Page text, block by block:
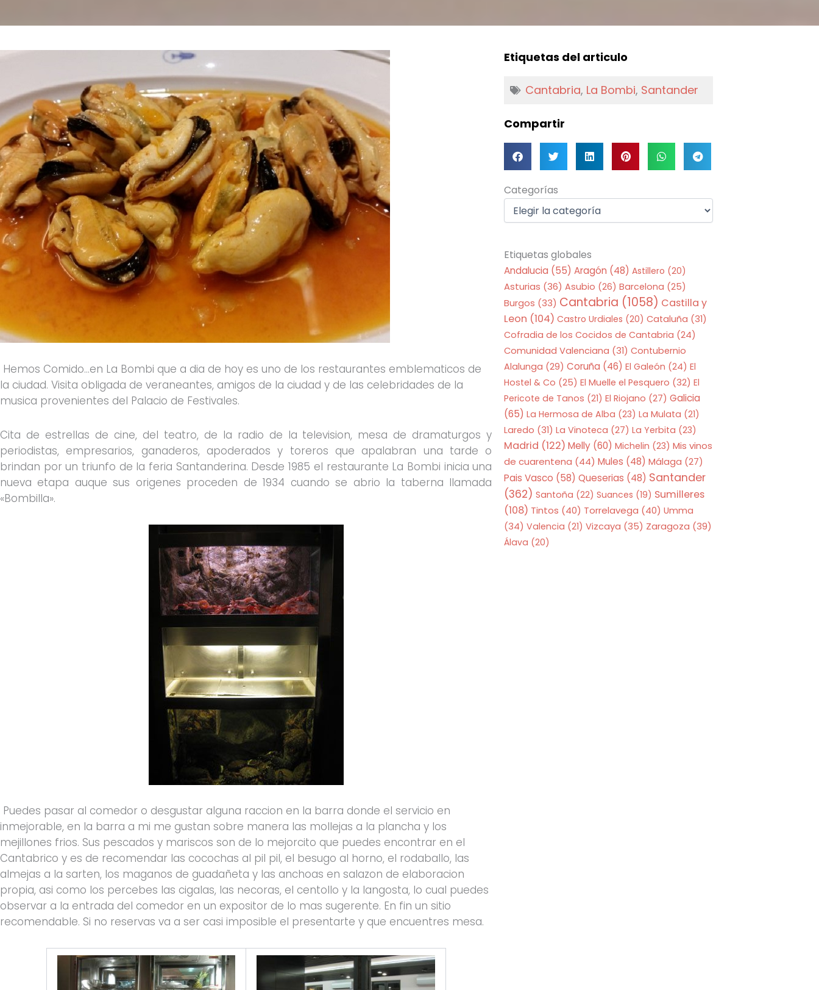
Hemos Comido…en La Bombi que a dia de hoy es uno de los restaurantes emblematicos de
la ciudad. Visita obligada de veraneantes, amigos de la ciudad y de las celebridades de la
musica provenientes del Palacio de Festivales.
Cita de estrellas de cine, del teatro, de la radio de la television, mesa de dramaturgos y
periodistas, empresarios, ganaderos, apoderados y toreros que apalabran una tarde o
brindan por un triunfo de la feria Santanderina. Desde 1985 el restaurante La Bombi inicia una
nueva etapa auque sus origenes proceden de 1934 cuando se abrio la taberna llamada
«Bombilla».
Puedes pasar al comedor o desgustar alguna raccion en la barra donde el servicio en
inmejorable, en la barra a mi me gustan sobre manera las mollejas a la plancha y los
mejillones frios. Sus pescados y mariscos son de lo mejorcito que puedes encontrar en el
Cantabrico y es de recomendar las cocochas al pil pil, el besugo al horno, el rodaballo, las
almejas a la sarten, los maganos de guadañeta y las anchoas en salazon de elaboracion
propia, asi como los percebes las cigalas, las necoras, el centollo y la langosta, lo cual puedes
observar a la entrada del comedor en un expositor de lo mas sugerente. En fin un sitio
recomendable. Si no reservas va a ser casi imposible el presentarte y que encuentres mesa.
Etiquetas del articulo
Cantabria, La Bombi, Santander
Compartir
Categorías
Categorías
Etiquetas globales
Andalucia (55) Aragón (48) Astillero (20)
Asturias (36) Asubio (26) Barcelona (25)
Burgos (33) Cantabria (1058) Castilla y
Leon (104) Castro Urdiales (20) Cataluña (31)
Cofradia de los Cocidos de Cantabria (24)
Comunidad Valenciana (31) Contubernio
Alalunga (29) Coruña (46) El Galeón (24) El
Hostel & Co (25) El Muelle el Pesquero (32) El
Pericote de Tanos (21) El Riojano (27) Galicia
(65) La Hermosa de Alba (23) La Mulata (21)
Laredo (31) La Vinoteca (27) La Yerbita (23)
Madrid (122) Melly (60) Michelin (23) Mis vinos
de cuarentena (44) Mules (48) Málaga (27)
Pais Vasco (58) Queserias (48) Santander
(362) Santoña (22) Suances (19) Sumilleres
(108) Tintos (40) Torrelavega (40) Umma
(34) Valencia (21) Vizcaya (35) Zaragoza (39)
Álava (20)